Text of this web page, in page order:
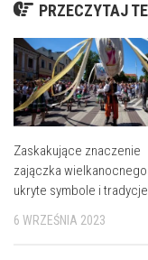
PRZECZYTAJ
Zaskakujące znaczenie
zajączka
ukryte symbole i tradycje
6 WRZEŚNIA 2023